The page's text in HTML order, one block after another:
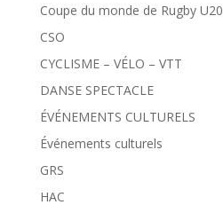
Coupe du monde de Rugby U20
CSO
CYCLISME – VÉLO – VTT
DANSE SPECTACLE
ÉVÉNEMENTS CULTURELS
Événements culturels
GRS
HAC